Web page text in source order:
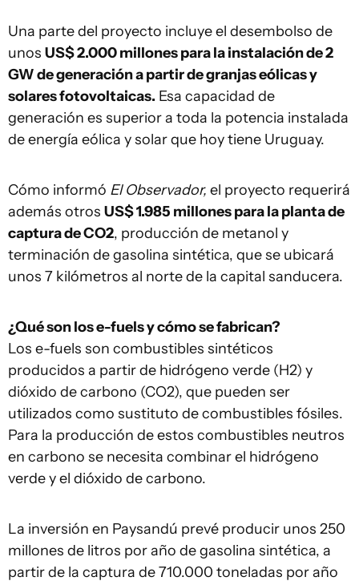
Una parte del proyecto incluye el desembolso de
unos US$ 2.000 millones para la instalación de 2
GW de generación a partir de granjas eólicas y
solares fotovoltaicas. Esa capacidad de
generación es superior a toda la potencia instalada
de energía eólica y solar que hoy tiene Uruguay.
Cómo informó El Observador, el proyecto requerirá
además otros US$ 1.985 millones para la planta de
captura de CO2, producción de metanol y
terminación de gasolina sintética, que se ubicará
unos 7 kilómetros al norte de la capital sanducera.
¿Qué son los e-fuels y cómo se fabrican?
Los e-fuels son combustibles sintéticos
producidos a partir de hidrógeno verde (H2) y
dióxido de carbono (CO2), que pueden ser
utilizados como sustituto de combustibles fósiles.
Para la producción de estos combustibles neutros
en carbono se necesita combinar el hidrógeno
verde y el dióxido de carbono.
La inversión en Paysandú prevé producir unos 250
millones de litros por año de gasolina sintética, a
partir de la captura de 710.000 toneladas por año